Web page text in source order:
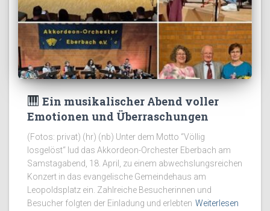
Ein musikalischer Abend voller
Emotionen und Überraschungen
(Fotos: privat) (hr) (nb) Unter dem Motto “Völlig
losgelöst“ lud das Akkordeon-Orchester Eberbach am
Samstagabend, 18. April, zu einem abwechslungsreichen
Konzert in das evangelische Gemeindehaus am
Leopoldsplatz ein. Zahlreiche Besucherinnen und
Besucher folgten der Einladung und erlebten Weiterlesen